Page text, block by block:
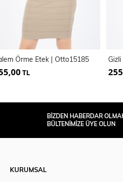
Örme Etek | Otto15185
TL
BİZDEN HABERDAR
BÜLTENİMİZE ÜYE OLUN
KURUMSAL